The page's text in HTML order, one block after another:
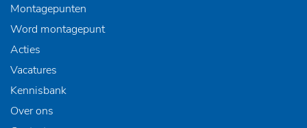
Montagepunten
Word montagepunt
Acties
Vacatures
Kennisbank
Over ons